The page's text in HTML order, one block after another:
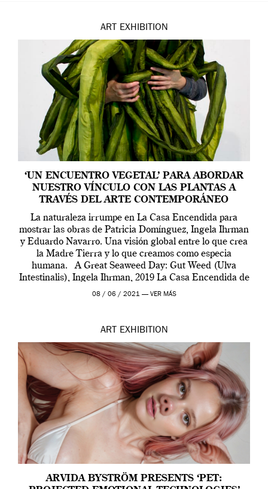
ART EXHIBITION
‘UN ENCUENTRO VEGETAL’ PARA ABORDAR
NUESTRO VÍNCULO CON LAS PLANTAS A
TRAVÉS DEL ARTE CONTEMPORÁNEO
La naturaleza irrumpe en La Casa Encendida para
mostrar las obras de Patricia Domínguez, Ingela Ihrman
y Eduardo Navarro. Una visión global entre lo que crea
la Madre Tierra y lo que creamos como especia
humana. A Great Seaweed Day: Gut Weed (Ulva
Intestinalis), Ingela Ihrman, 2019 La Casa Encendida de
Madrid y la Wellcome […]
08 / 06 / 2021 — VER MÁS
ART EXHIBITION
ARVIDA BYSTRÖM PRESENTS ‘PET: